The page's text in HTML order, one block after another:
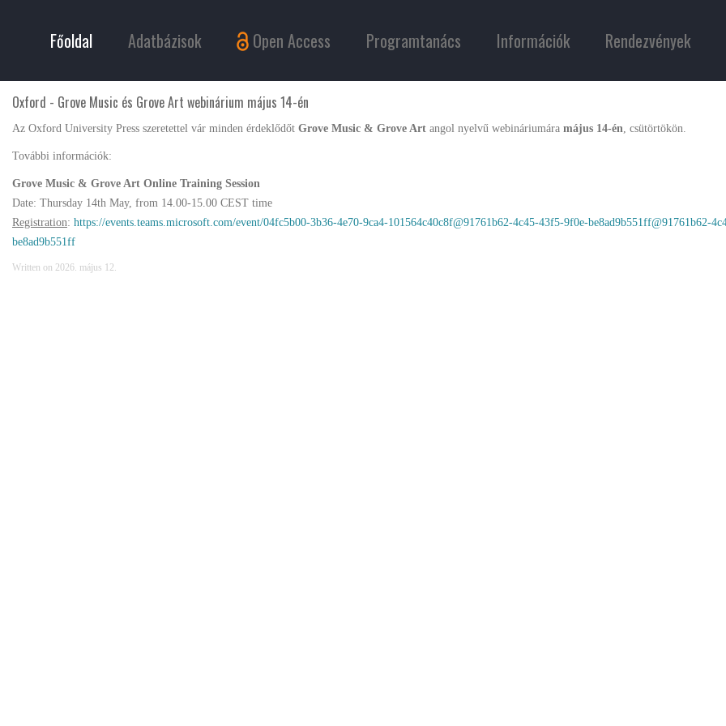
Főoldal Adatbázisok Open Access Programtanács Információk Rendezvények
Oxford - Grove Music és Grove Art webinárium május 14-én
Az Oxford University Press szeretettel vár minden érdeklődőt Grove Music & Grove Art angol nyelvű webináriumára május 14-én, csütörtökön.
További információk:
Grove Music & Grove Art Online Training Session
Date: Thursday 14th May, from 14.00-15.00 CEST time
Registration: https://events.teams.microsoft.com/event/04fc5b00-3b36-4e70-9ca4-101564c40c8f@91761b62-4c45-43f5-9f0e-be8ad9b551ff@91761b62-
be8ad9b551ff
Written on 2026. május 12.